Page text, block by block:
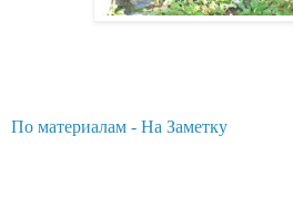
По материалам - На Заметку